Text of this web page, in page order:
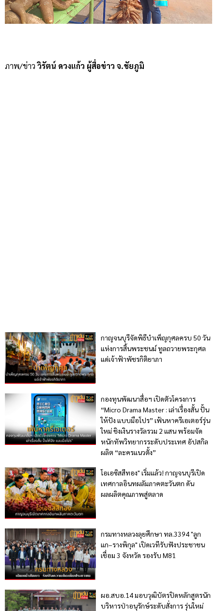
ภาพ/ข่าววิรัตน์ ดวงแก้ว ผู้สื่อข่าว จ.ชัยภูมิ
กาญจนบุรีจัดพิธีบำเพ็ญกุศลครบ 50 วัน
แห่งการสิ้นพระชนม์ ทูลถวายพระกุศล
แด่เจ้าฟ้าพัชรกิติยาภา
กองทุนพัฒนาสื่อฯ เปิดตัวโครงการ
“Micro Drama Master : เล่าเรื่องสั้น ปั้น
ให้ปัง แบบมือโปร” เฟ้นหาครีเอเตอร์รุ่น
ใหม่ ชิงเงินรางวัลรวม 2 แสน พร้อมจัด
หนักทัพวิทยากรระดับประเทศ อัปสกิล
ผลิต “ละครแนวตั้ง”
โอเอซิสสีทอง" เริ่มแล้ว! กาญจนบุรีเปิด
เทศกาลอินทผลัมภาคตะวันตก ดัน
ผลผลิตคุณภาพสู่ตลาด
กรมทางหลวงลุยศึกษา ทล.3394 "ลูก
แก–รางพิกุล" เปิดเวทีรับฟังประชาชน
เชื่อม 3 จังหวัด รองรับ M81
ผอ.สบอ.14 มอบวุฒิบัตรปิดหลักสูตรนัก
บริหารป่าอนุรักษ์ระดับสั่งการ รุ่นใหม่